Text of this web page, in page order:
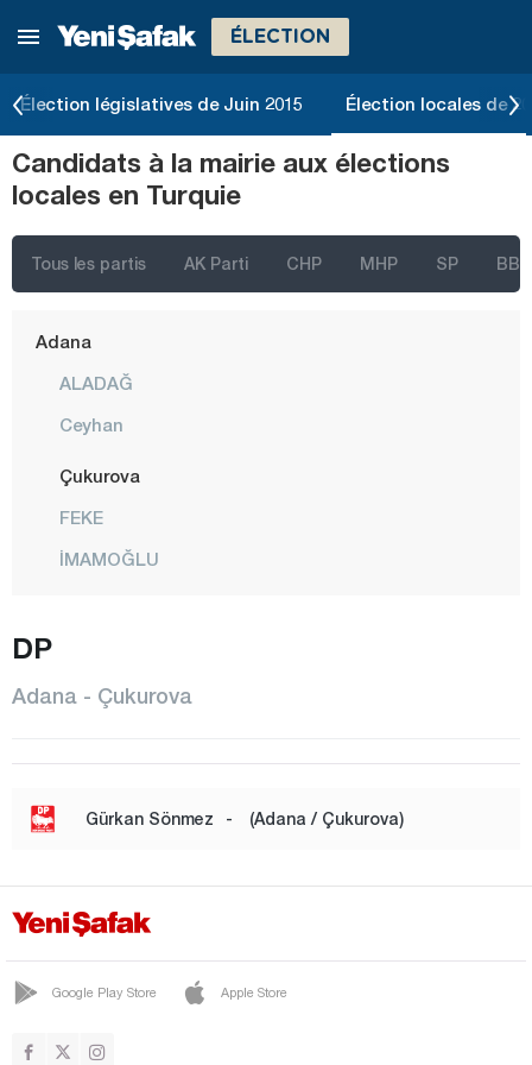
ÉLECTION
Élection législatives de Juin 2015 Élection locales de
Candidats à la mairie aux élections
locales en Turquie
Tous les partis AK Parti CHP MHP SP BBP
İstanbul
Izmir
Adana
ALADAĞ
Ceyhan
Çukurova
FEKE
İMAMOĞLU
KOZAN
SAİMBEYLİ
SARIÇAM
TUFANBEYLİ
YUMURTALIK
Afyonkarahisar
DP
Adana - Çukurova
Gürkan Sönmez - (Adana / Çukurova)
Google Play Store Apple Store